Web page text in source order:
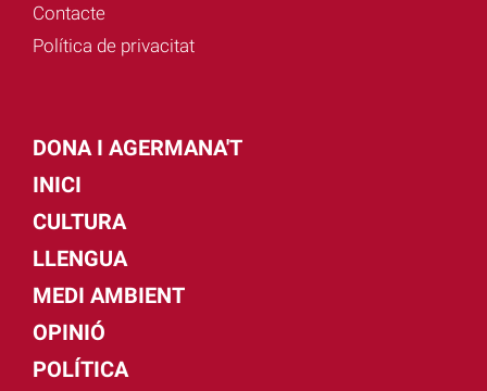
Contacte
Política de privacitat
DONA I AGERMANA'T
INICI
CULTURA
LLENGUA
MEDI AMBIENT
OPINIÓ
POLÍTICA